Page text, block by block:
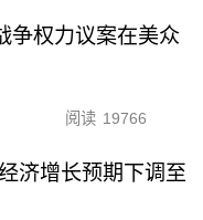
争权力议案在美众
阅读 19766
济增长预期下调至